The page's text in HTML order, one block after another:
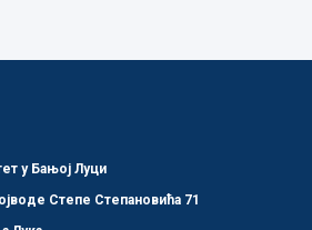
у Бањој Луци
Степе Степановића 71